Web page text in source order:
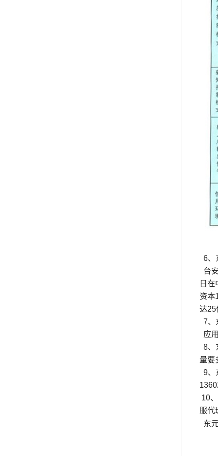
6、
台
日
资本
达25
7、
应
8、
量要
9、
10
服代
东